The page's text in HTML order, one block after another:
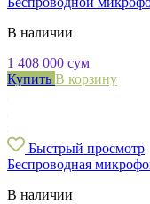
В наличии
1 408 000 сум
Купить В корзину
Быстрый просмотр
Беспроводная
В наличии